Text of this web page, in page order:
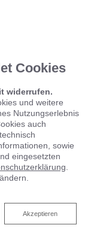
»Basic-Bad 4,6 ㎡
Cookies
widerrufen.
und weitere
Nutzungserlebnis
auch
sowie
eingesetzten
Akzeptieren